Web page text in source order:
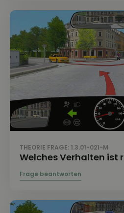
THEORIE FRAGE: 1.3.01-021-M
Welches Verhalten ist